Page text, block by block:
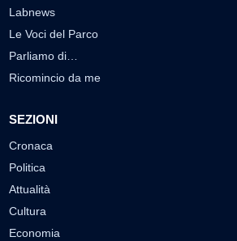
Labnews
Le Voci del Parco
Parliamo di…
Ricomincio da me
SEZIONI
Cronaca
Politica
Attualità
Cultura
Economia